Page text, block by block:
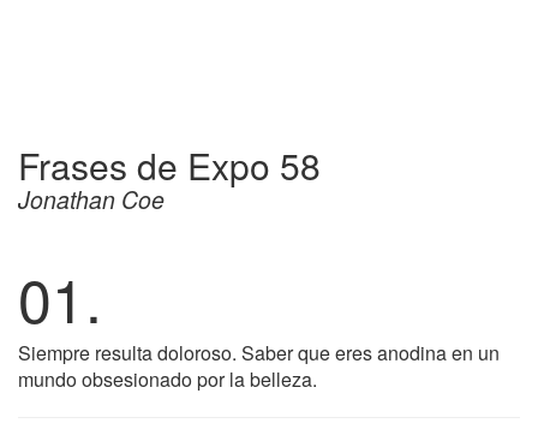
Frases de Expo 58
Jonathan Coe
01.
Siempre resulta doloroso. Saber que eres anodina en un
mundo obsesionado por la belleza.